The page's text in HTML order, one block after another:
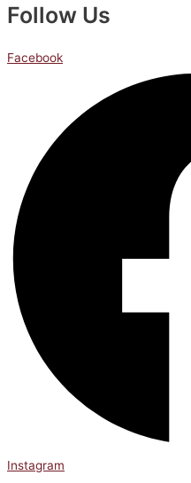
Follow Us
Facebook
Instagram